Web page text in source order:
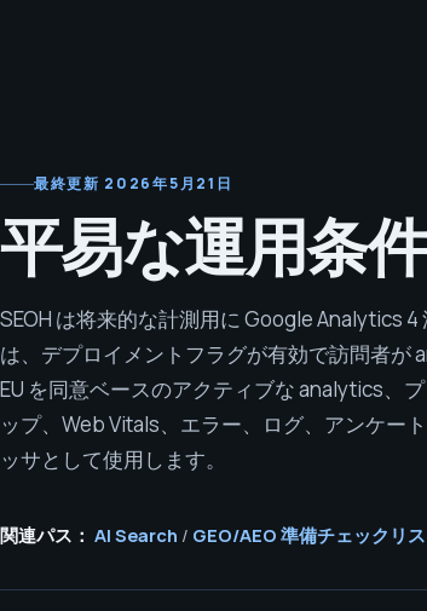
最終更新 2026年5月21日
平易な運用条
SEOH は将来的な計測用に Google Analytics 4
は、デプロイメントフラグが有効で訪問者が
EU を同意ベースのアクティブな analytics、
ップ、Web Vitals、エラー、ログ、アンケー
ッサとして使用します。
関連パス： AI Search / GEO/AEO 準備チェックリス